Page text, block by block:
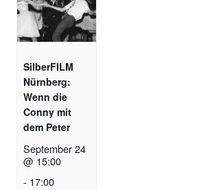
SilberFILM
Nürnberg:
Wenn die
Conny mit
dem Peter
September 24
@ 15:00
- 17:00